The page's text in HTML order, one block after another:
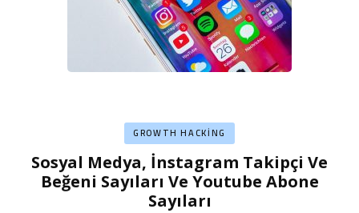
GROWTH HACKING
Sosyal Medya, İnstagram Takipçi Ve
Beğeni Sayıları Ve Youtube Abone
Sayıları